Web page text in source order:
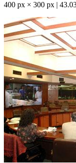
400 px × 300 px |